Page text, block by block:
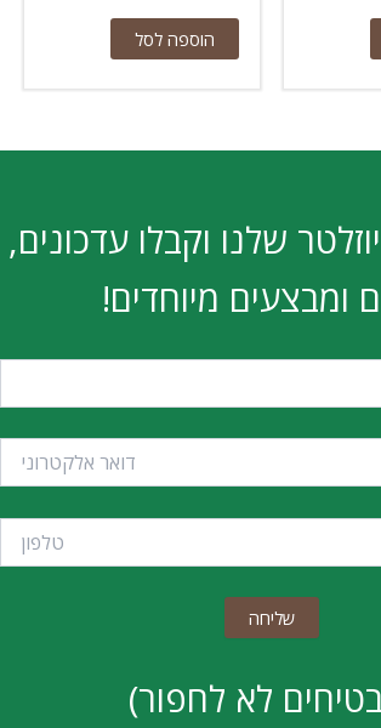
הוספה לסל
שלנו וקבלו עדכונים,
ומבצעים מיוחדים!
לא לחפור)